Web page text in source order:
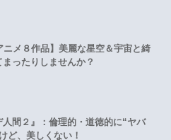
ニメ８作品】美麗な星空＆宇宙と綺
ったりしませんか？
人間２』：倫理的・道徳的に“ヤバ
ど、美しくない！